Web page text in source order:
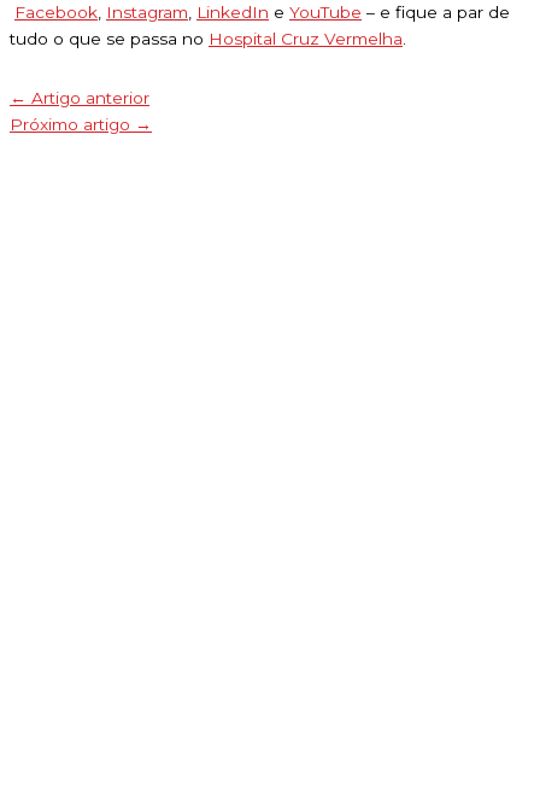
Facebook Instagram LinkedIn e YouTube – e fique a par de
tudo o que se passa no Hospital Cruz Vermelha
← Artigo anterior
Próximo artigo →